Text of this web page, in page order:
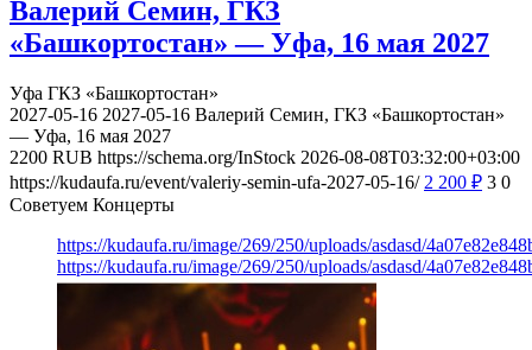
Валерий Семин, ГКЗ
«Башкортостан» — Уфа, 16 мая 2027
Уфа ГКЗ «Башкортостан»
2027-05-16 2027-05-16 Валерий Семин, ГКЗ «Башкортостан»
— Уфа, 16 мая 2027
2200 RUB https://schema.org/InStock 2026-08-08T03:32:00+03:00
https://kudaufa.ru/event/valeriy-semin-ufa-2027-05-16/ 2 200 ₽ 3 0
Советуем Концерты
https://kudaufa.ru/image/269/250/uploads/asdasd/
https://kudaufa.ru/image/269/250/uploads/asdasd/